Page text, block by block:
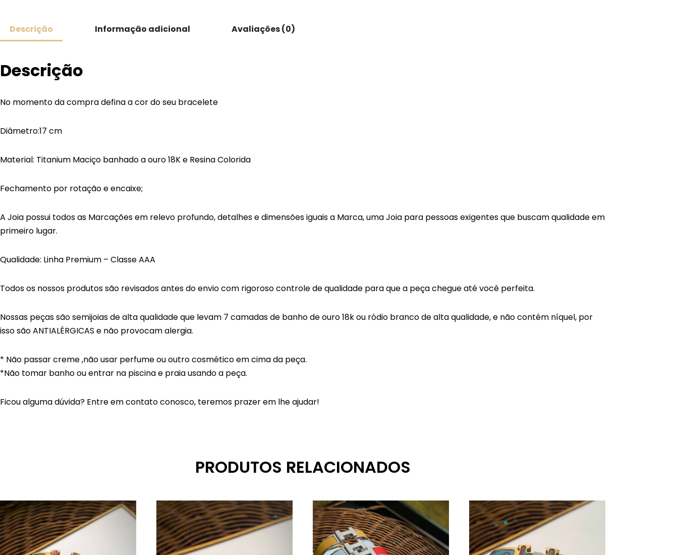
Descrição Informação adicional Avaliações (0)
Descrição
No momento da compra defina a cor do seu bracelete
Diâmetro:17 cm
Material: Titanium Maciço banhado a ouro 18K e Resina Colorida
Fechamento por rotação e encaixe;
A Joia possui todos as Marcações em relevo profundo, detalhes e dimensões iguais a Marca, uma Joia para pessoas exigentes que buscam qualidade em
primeiro lugar.
Qualidade: Linha Premium – Classe AAA
Todos os nossos produtos são revisados antes do envio com rigoroso controle de qualidade para que a peça chegue até você perfeita.
Nossas peças são semijoias de alta qualidade que levam 7 camadas de banho de ouro 18k ou ródio branco de alta qualidade, e não contém níquel, por
isso são ANTIALÉRGICAS e não provocam alergia.
* Não passar creme ,não usar perfume ou outro cosmético em cima da peça.
*Não tomar banho ou entrar na piscina e praia usando a peça.
Ficou alguma dúvida? Entre em contato conosco, teremos prazer em lhe ajudar!
PRODUTOS RELACIONADOS